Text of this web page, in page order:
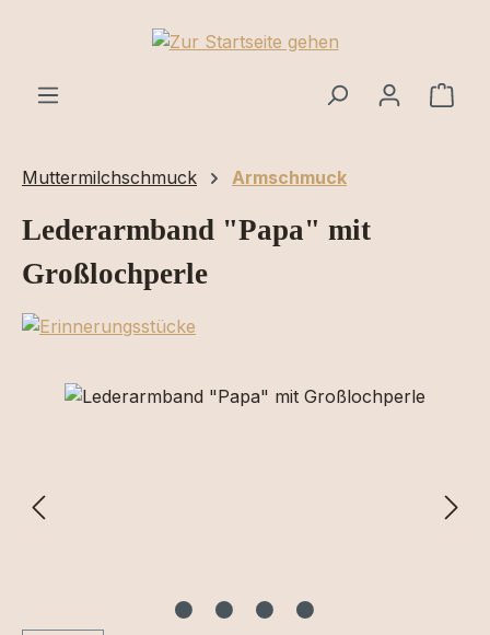
Zum Hauptinhalt springen
Muttermilchschmuck Armschmuck
Lederarmband "Papa" mit
Großlochperle
Bildergalerie überspringen